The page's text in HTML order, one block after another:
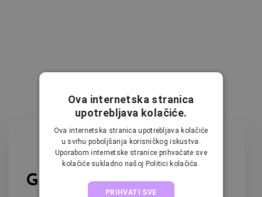
GET EKKO TODAY
Ova internetska stranica
upotrebljava kolačiće.
Ova internetska stranica upotrebljava kolačiće
u svrhu poboljšanja korisničkog iskustva.
Uporabom internetske stranice prihvaćate sve
kolačiće sukladno našoj Politici kolačića.
PRIHVATI SVE